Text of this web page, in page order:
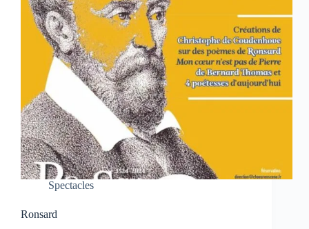
Spectacles
Ronsard